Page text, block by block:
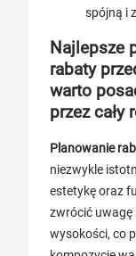
spójną i
Najlepsze
rabaty
warto
przez cały
Planowanie
niezwykle
estetykę oraz
zwrócić uwagę
wysokości, co